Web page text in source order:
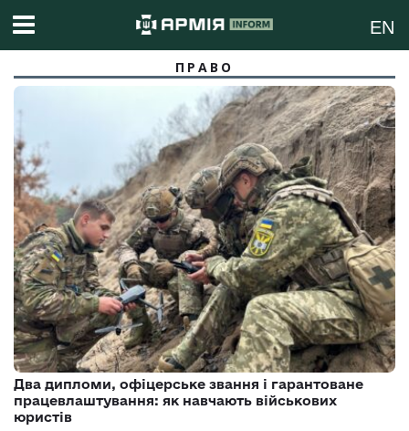
EN
ПРАВО
Два дипломи, офіцерське звання і гарантоване
працевлаштування: як навчають військових
юристів